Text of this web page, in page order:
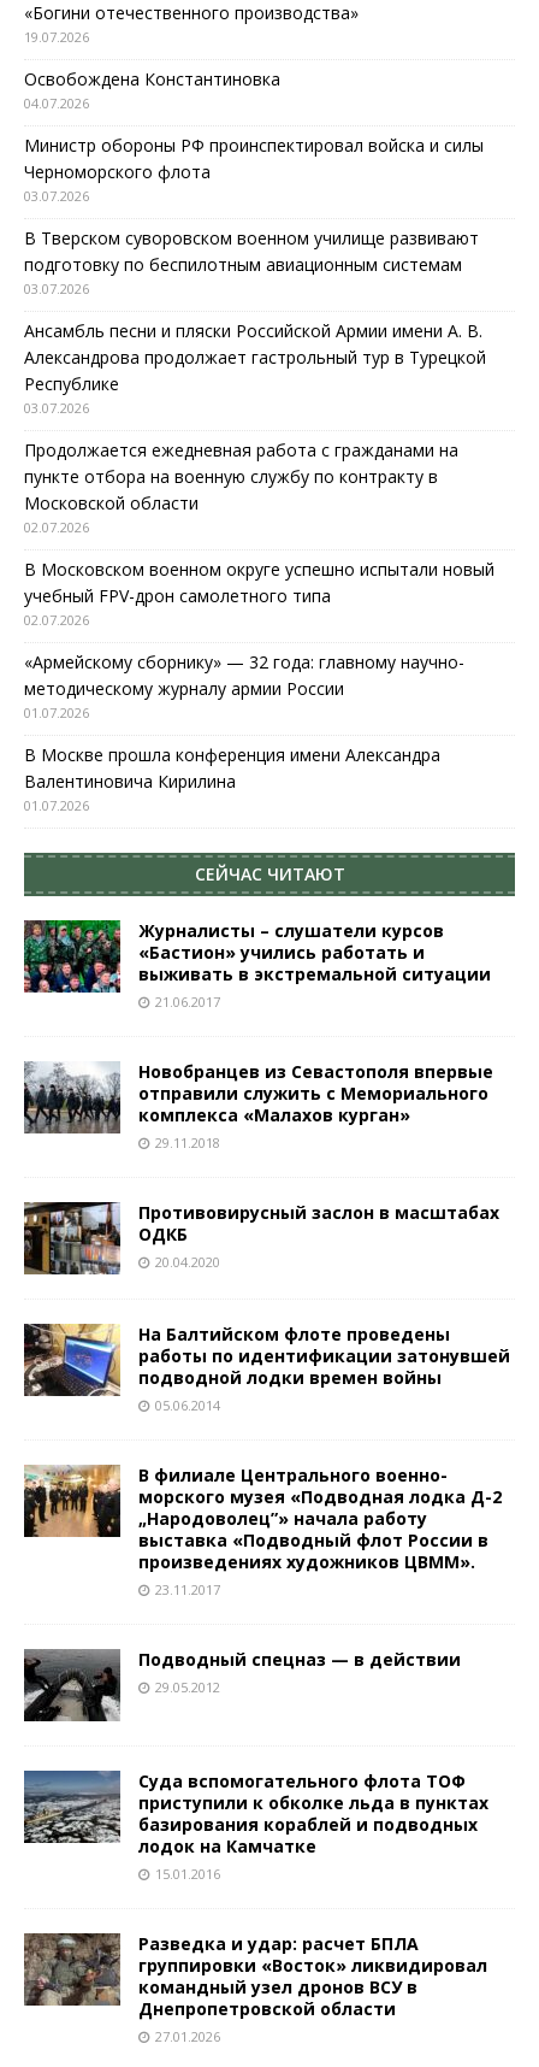
«Богини отечественного производства»
19.07.2026
Освобождена Константиновка
04.07.2026
Министр обороны РФ проинспектировал войска и силы
Черноморского флота
03.07.2026
В Тверском суворовском военном училище развивают
подготовку по беспилотным авиационным системам
03.07.2026
Ансамбль песни и пляски Российской Армии имени А. В.
Александрова продолжает гастрольный тур в Турецкой
Республике
03.07.2026
Продолжается ежедневная работа с гражданами на
пункте отбора на военную службу по контракту в
Московской области
02.07.2026
В Московском военном округе успешно испытали новый
учебный FPV-дрон самолетного типа
02.07.2026
«Армейскому сборнику» — 32 года: главному научно-
методическому журналу армии России
01.07.2026
В Москве прошла конференция имени Александра
Валентиновича Кирилина
01.07.2026
СЕЙЧАС ЧИТАЮТ
Журналисты – слушатели курсов
«Бастион» учились работать и
выживать в экстремальной ситуации
21.06.2017
Новобранцев из Севастополя впервые
отправили служить с Мемориального
комплекса «Малахов курган»
29.11.2018
Противовирусный заслон в масштабах
ОДКБ
20.04.2020
На Балтийском флоте проведены
работы по идентификации затонувшей
подводной лодки времен войны
05.06.2014
В филиале Центрального военно-
морского музея «Подводная лодка Д-2
„Народоволец”» начала работу
выставка «Подводный флот России в
произведениях художников ЦВММ».
23.11.2017
Подводный спецназ — в действии
29.05.2012
Суда вспомогательного флота ТОФ
приступили к обколке льда в пунктах
базирования кораблей и подводных
лодок на Камчатке
15.01.2016
Разведка и удар: расчет БПЛА
группировки «Восток» ликвидировал
командный узел дронов ВСУ в
Днепропетровской области
27.01.2026